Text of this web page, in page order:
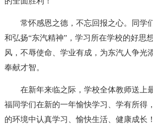
常怀感恩之德，不忘回报之心。同学
和弘扬“东汽精神”，学习所在学校的好思
风，不辱使命、学业有成，为东汽人争光
奉献才智。
在新年来临之际，学校全体教师送上
福同学们在新的一年愉快学习、学有所得
的环境中认真学习、愉快生活、健康成长！